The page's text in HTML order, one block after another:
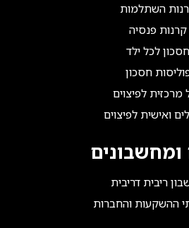
השתלמות
קרנות פנסיה
חסכון לכל ילד
חסכון
מרכזית לפיצוים
ואישית לפיצוים
ומחשבונים
ריבית דריבית
ההשקעות והחברות